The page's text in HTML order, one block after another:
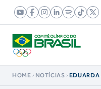
HOME NOTÍCIAS
EDUARDA